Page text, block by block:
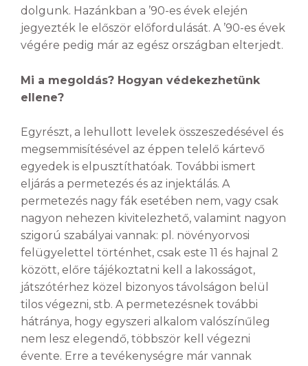
dolgunk. Hazánkban a ’90-es évek elején
jegyezték le először előfordulását. A ’90-es évek
végére pedig már az egész országban elterjedt.
Mi a megoldás? Hogyan védekezhetünk
ellene?
Egyrészt, a lehullott levelek összeszedésével és
megsemmisítésével az éppen telelő kártevő
egyedek is elpusztíthatóak. További ismert
eljárás a permetezés és az injektálás. A
permetezés nagy fák esetében nem, vagy csak
nagyon nehezen kivitelezhető, valamint nagyon
szigorú szabályai vannak: pl. növényorvosi
felügyelettel történhet, csak este 11 és hajnal 2
között, előre tájékoztatni kell a lakosságot,
játszótérhez közel bizonyos távolságon belül
tilos végezni, stb. A permetezésnek további
hátránya, hogy egyszeri alkalom valószínűleg
nem lesz elegendő, többször kell végezni
évente. Erre a tevékenységre már vannak